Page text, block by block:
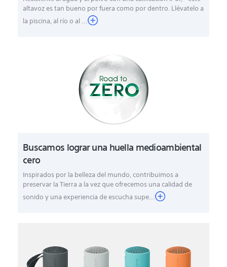
altavoz es tan bueno por fuera como por dentro. Llévatelo a
la piscina, al río o al...
Buscamos lograr una huella medioambiental
cero
Inspirados por la belleza del mundo, contribuimos a
preservar la Tierra a la vez que ofrecemos una calidad de
sonido y una experiencia de escucha supe...